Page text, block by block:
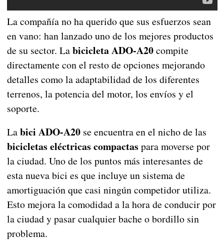
La compañía no ha querido que sus esfuerzos sean
en vano: han lanzado uno de los mejores productos
de su sector. Labicicleta ADO-A20compite
directamente con el resto de opciones mejorando
detalles como la adaptabilidad de los diferentes
terrenos, la potencia del motor, los envíos y el
soporte.
Labici ADO-A20se encuentra en el nicho de las
bicicletas eléctricas compactas para moverse por
la ciudad. Uno de los puntos más interesantes de
esta nueva bici es que incluye un sistema de
amortiguación que casi ningún competidor utiliza.
Esto mejora la comodidad a la hora de conducir por
la ciudad y pasar cualquier bache o bordillo sin
problema.